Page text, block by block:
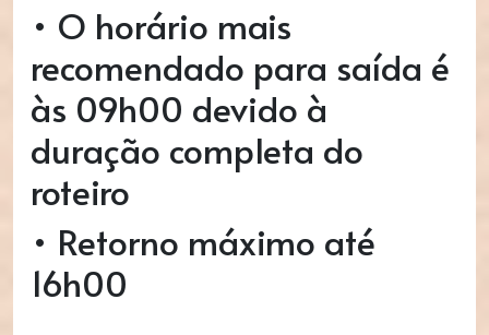
• O horário mais
recomendado para saída é
às 09h00 devido à
duração completa do
roteiro
• Retorno máximo até
16h00